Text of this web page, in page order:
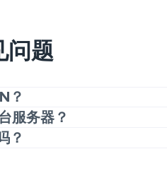
问题
？
和Watch iT! 等本地内容
的在线隐私，并当您在国外
容的地理限制。
服务器？
因此您可以保持在线连接和
？